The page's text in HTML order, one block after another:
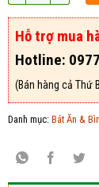
Hỗ trợ mua
Hotline:
(Bán hàng cả Thứ
Danh mục: Bát Ăn &